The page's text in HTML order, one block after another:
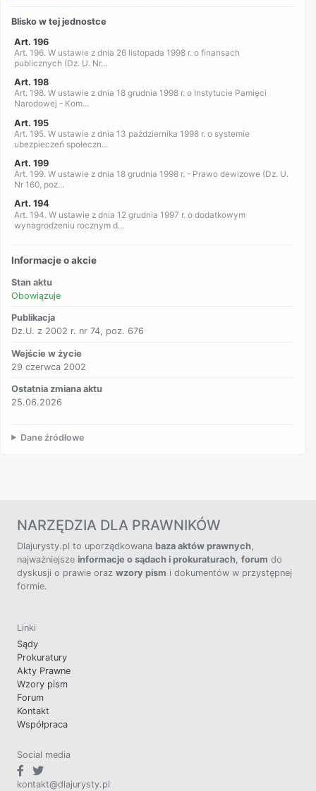
Blisko w tej jednostce
Art. 196
Art. 196. W ustawie z dnia 26 listopada 1998 r. o finansach
publicznych (Dz. U. Nr...
Art. 198
Art. 198. W ustawie z dnia 18 grudnia 1998 r. o Instytucie Pamięci
Narodowej - Kom...
Art. 195
Art. 195. W ustawie z dnia 13 października 1998 r. o systemie
ubezpieczeń społeczn...
Art. 199
Art. 199. W ustawie z dnia 18 grudnia 1998 r. - Prawo dewizowe (Dz. U.
Nr 160, poz...
Art. 194
Art. 194. W ustawie z dnia 12 grudnia 1997 r. o dodatkowym
wynagrodzeniu rocznym d...
Informacje o akcie
Stan aktu
Obowiązuje
Publikacja
Dz.U. z 2002 r. nr 74, poz. 676
Wejście w życie
29 czerwca 2002
Ostatnia zmiana aktu
25.06.2026
Dane źródłowe
NARZĘDZIA DLA PRAWNIKÓW
Dlajurysty.pl to uporządkowana baza aktów prawnych,
najważniejsze informacje o sądach i prokuraturach, forum do
dyskusji o prawie oraz wzory pism i dokumentów w przystępnej
formie.
Linki
Sądy
Prokuratury
Akty Prawne
Wzory pism
Forum
Kontakt
Współpraca
Social media
kontakt@dlajurysty.pl